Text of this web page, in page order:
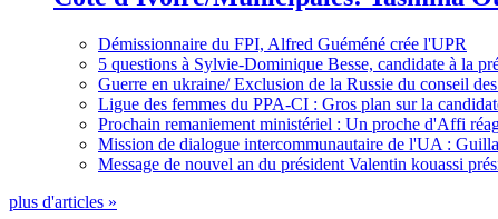
Démissionnaire du FPI, Alfred Guéméné crée l'UPR
5 questions à Sylvie-Dominique Besse, candidate à la
Guerre en ukraine/ Exclusion de la Russie du conseil
Ligue des femmes du PPA-CI : Gros plan sur la
Prochain remaniement ministériel : Un proche d'Affi
Mission de dialogue intercommunautaire de l'UA :
Message de nouvel an du président Valentin kouassi
plus d'articles »